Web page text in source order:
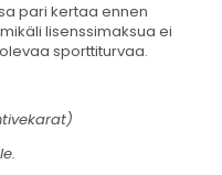
pari kertaa ennen
lisenssimaksua ei
sporttiturvaa.